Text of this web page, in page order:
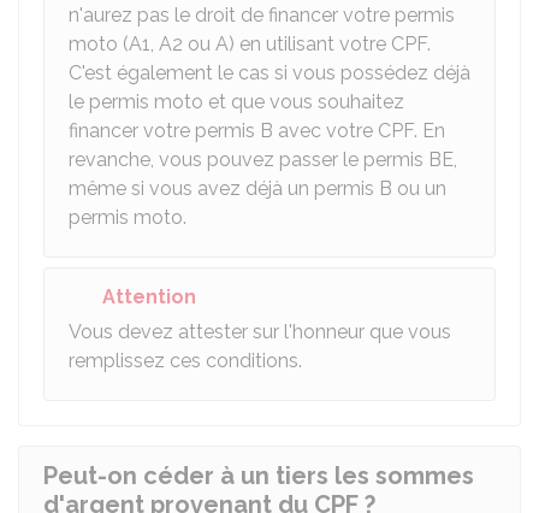
n'aurez pas le droit de financer votre permis
moto (A1, A2 ou A) en utilisant votre CPF.
C'est également le cas si vous possédez déjà
le permis moto et que vous souhaitez
financer votre permis B avec votre CPF. En
revanche, vous pouvez passer le permis BE,
même si vous avez déjà un permis B ou un
permis moto.
Attention
Vous devez attester sur l'honneur que vous
remplissez ces conditions.
Peut-on céder à un tiers les sommes
d'argent provenant du CPF ?